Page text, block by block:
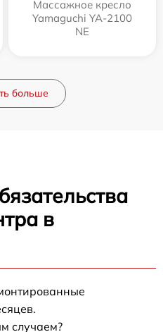
Массажное кресло
Yamaguchi YA-2100
NE
больше
в
случаем?